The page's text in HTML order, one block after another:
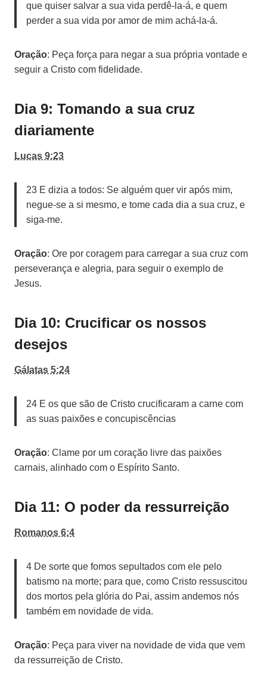
que quiser salvar a sua vida perdê-la-á, e quem
perder a sua vida por amor de mim achá-la-á.
Oração: Peça força para negar a sua própria vontade e
seguir a Cristo com fidelidade.
Dia 9: Tomando a sua cruz
diariamente
Lucas 9:23
23 E dizia a todos: Se alguém quer vir após mim,
negue-se a si mesmo, e tome cada dia a sua cruz, e
siga-me.
Oração: Ore por coragem para carregar a sua cruz com
perseverança e alegria, para seguir o exemplo de
Jesus.
Dia 10: Crucificar os nossos
desejos
Gálatas 5:24
24 E os que são de Cristo crucificaram a carne com
as suas paixões e concupiscências
Oração: Clame por um coração livre das paixões
carnais, alinhado com o Espírito Santo.
Dia 11: O poder da ressurreição
Romanos 6:4
4 De sorte que fomos sepultados com ele pelo
batismo na morte; para que, como Cristo ressuscitou
dos mortos pela glória do Pai, assim andemos nós
também em novidade de vida.
Oração: Peça para viver na novidade de vida que vem
da ressurreição de Cristo.